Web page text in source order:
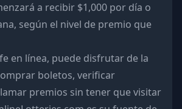
a recibir $1,000 por día o
según el nivel de premio que
en línea, puede disfrutar de la
boletos, verificar
premios sin tener que visitar